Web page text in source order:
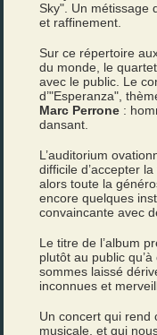
Sky". Un métissage
et raffinement.
Sur ce répertoire
du monde, le
avec le public. Le
d’"Esperanza",
Marc Perrone :
dansant.
L’auditorium
difficile d’accepter
alors toute la
encore quelques
convaincante avec
Le titre de l’album
plutôt au public
sommes laissé
inconnues et
Un concert qui rend
musicale, et qui